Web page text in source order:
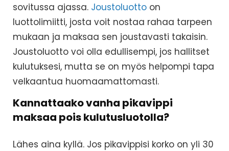
sovitussa ajassa. Joustoluotto on
luottolimiitti, josta voit nostaa rahaa tarpeen
mukaan ja maksaa sen joustavasti takaisin.
Joustoluotto voi olla edullisempi, jos hallitset
kulutuksesi, mutta se on myös helpompi tapa
velkaantua huomaamattomasti.
Kannattaako vanha pikavippi
maksaa pois kulutusluotolla?
Lähes aina kyllä. Jos pikavippisi korko on yli 30